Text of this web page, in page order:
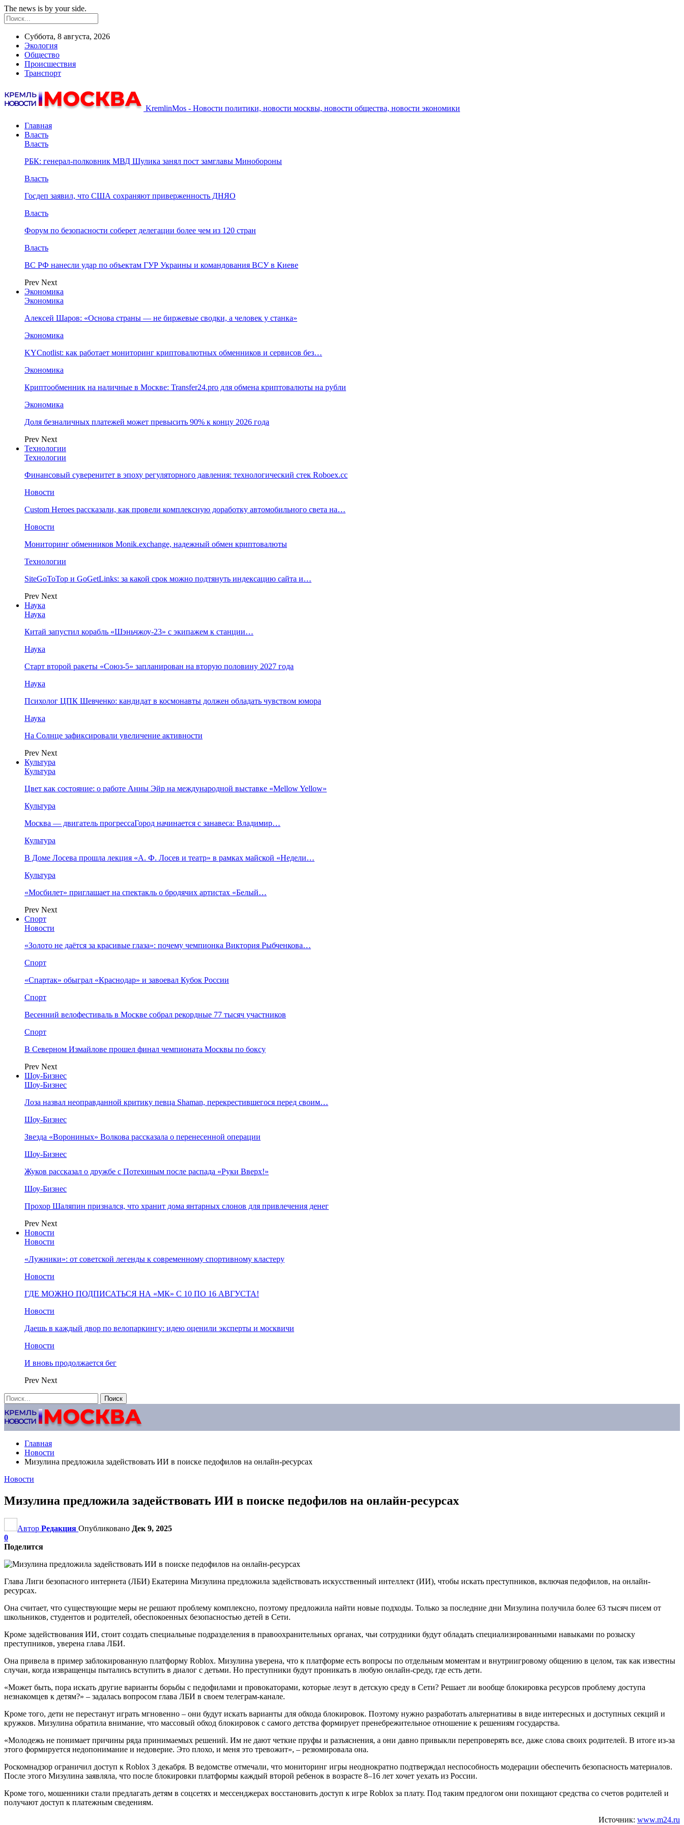
The news is by your side.
Суббота, 8 августа, 2026
Экология
Общество
Происшествия
Транспорт
KremlinMos - Новости политики, новости москвы, новости общества, новости экономики
Главная
Власть
Власть
РБК: генерал-полковник МВД Шулика занял пост замглавы Минобороны
Власть
Госдеп заявил, что США сохраняют приверженность ДНЯО
Власть
Форум по безопасности соберет делегации более чем из 120 стран
Власть
ВС РФ нанесли удар по объектам ГУР Украины и командования ВСУ в Киеве
Prev Next
Экономика
Экономика
Алексей Шаров: «Основа страны — не биржевые сводки, а человек у станка»
Экономика
KYCnotlist: как работает мониторинг криптовалютных обменников и сервисов без…
Экономика
Криптообменник на наличные в Москве: Transfer24.pro для обмена криптовалюты на рубли
Экономика
Доля безналичных платежей может превысить 90% к концу 2026 года
Prev Next
Технологии
Технологии
Финансовый суверенитет в эпоху регуляторного давления: технологический стек Roboex.cc
Новости
Custom Heroes рассказали, как провели комплексную доработку автомобильного света на…
Новости
Мониторинг обменников Monik.exchange, надежный обмен криптовалюты
Технологии
SiteGoToTop и GoGetLinks: за какой срок можно подтянуть индексацию сайта и…
Prev Next
Наука
Наука
Китай запустил корабль «Шэньчжоу-23» с экипажем к станции…
Наука
Старт второй ракеты «Союз-5» запланирован на вторую половину 2027 года
Наука
Психолог ЦПК Шевченко: кандидат в космонавты должен обладать чувством юмора
Наука
На Солнце зафиксировали увеличение активности
Prev Next
Культура
Культура
Цвет как состояние: о работе Анны Эйр на международной выставке «Mellow Yellow»
Культура
Москва — двигатель прогрессаГород начинается с занавеса: Владимир…
Культура
В Доме Лосева прошла лекция «А. Ф. Лосев и театр» в рамках майской «Недели…
Культура
«Мосбилет» приглашает на спектакль о бродячих артистах «Белый…
Prev Next
Спорт
Новости
«Золото не даётся за красивые глаза»: почему чемпионка Виктория Рыбченкова…
Спорт
«Спартак» обыграл «Краснодар» и завоевал Кубок России
Спорт
Весенний велофестиваль в Москве собрал рекордные 77 тысяч участников
Спорт
В Северном Измайлове прошел финал чемпионата Москвы по боксу
Prev Next
Шоу-Бизнес
Шоу-Бизнес
Лоза назвал неоправданной критику певца Shaman, перекрестившегося перед своим…
Шоу-Бизнес
Звезда «Ворониных» Волкова рассказала о перенесенной операции
Шоу-Бизнес
Жуков рассказал о дружбе с Потехиным после распада «Руки Вверх!»
Шоу-Бизнес
Прохор Шаляпин признался, что хранит дома янтарных слонов для привлечения денег
Prev Next
Новости
Новости
«Лужники»: от советской легенды к современному спортивному кластеру
Новости
ГДЕ МОЖНО ПОДПИСАТЬСЯ НА «МК» С 10 ПО 16 АВГУСТА!
Новости
Даешь в каждый двор по велопаркингу: идею оценили эксперты и москвичи
Новости
И вновь продолжается бег
Prev Next
Главная
Новости
Мизулина предложила задействовать ИИ в поиске педофилов на онлайн-ресурсах
Новости
Мизулина предложила задействовать ИИ в поиске педофилов на онлайн-ресурсах
Автор Редакция Опубликовано Дек 9, 2025
0
Поделится
Глава Лиги безопасного интернета (ЛБИ) Екатерина Мизулина предложила задействовать искусственный интеллект (ИИ), чтобы искать преступников, включая педофилов, на онлайн-
ресурсах.
Она считает, что существующие меры не решают проблему комплексно, поэтому предложила найти новые подходы. Только за последние дни Мизулина получила более 63 тысяч писем от
школьников, студентов и родителей, обеспокоенных безопасностью детей в Сети.
Кроме задействования ИИ, стоит создать специальные подразделения в правоохранительных органах, чьи сотрудники будут обладать специализированными навыками по розыску
преступников, уверена глава ЛБИ.
Она привела в пример заблокированную платформу Roblox. Мизулина уверена, что к платформе есть вопросы по отдельным моментам и внутриигровому общению в целом, так как известны
случаи, когда извращенцы пытались вступить в диалог с детьми. Но преступники будут проникать в любую онлайн-среду, где есть дети.
«Может быть, пора искать другие варианты борьбы с педофилами и провокаторами, которые лезут в детскую среду в Сети? Решает ли вообще блокировка ресурсов проблему доступа
незнакомцев к детям?» – задалась вопросом глава ЛБИ в своем телеграм-канале.
Кроме того, дети не перестанут играть мгновенно – они будут искать варианты для обхода блокировок. Поэтому нужно разработать альтернативы в виде интересных и доступных секций и
кружков. Мизулина обратила внимание, что массовый обход блокировок с самого детства формирует пренебрежительное отношение к решениям государства.
«Молодежь не понимает причины ряда принимаемых решений. Им не дают четкие пруфы и разъяснения, а они давно привыкли перепроверять все, даже слова своих родителей. В итоге из-за
этого формируется недопонимание и недоверие. Это плохо, и меня это тревожит», – резюмировала она.
Роскомнадзор ограничил доступ к Roblox 3 декабря. В ведомстве отмечали, что мониторинг игры неоднократно подтверждал неспособность модерации обеспечить безопасность материалов.
После этого Мизулина заявляла, что после блокировки платформы каждый второй ребенок в возрасте 8–16 лет хочет уехать из России.
Кроме того, мошенники стали предлагать детям в соцсетях и мессенджерах восстановить доступ к игре Roblox за плату. Под таким предлогом они похищают средства со счетов родителей и
получают доступ к платежным сведениям.
Источник: www.m24.ru